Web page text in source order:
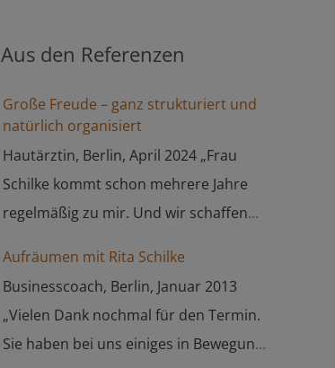
Aus den Referenzen
Große Freude – ganz strukturiert und
natürlich organisiert
Hautärztin, Berlin, April 2024 „Frau
Schilke kommt schon mehrere Jahre
regelmäßig zu mir. Und wir schaffen
bringen. Und es ist jedes Mal eine ganz
große Freude – ganz strukturiert und
natürlich organisiert. Das ist genau
Aufräumen mit Rita Schilke
Businesscoach, Berlin, Januar 2013
„Vielen Dank nochmal für den Termin.
Sie haben bei uns einiges in Bewegung